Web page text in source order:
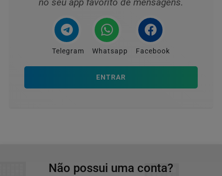
Telegram Whatsapp Facebook
ENTRAR
Não possui uma conta?